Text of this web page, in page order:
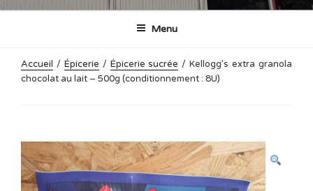
Menu
Accueil / Épicerie / Épicerie sucrée / Kellogg’s extra granola
chocolat au lait – 500g (conditionnement : 8U)